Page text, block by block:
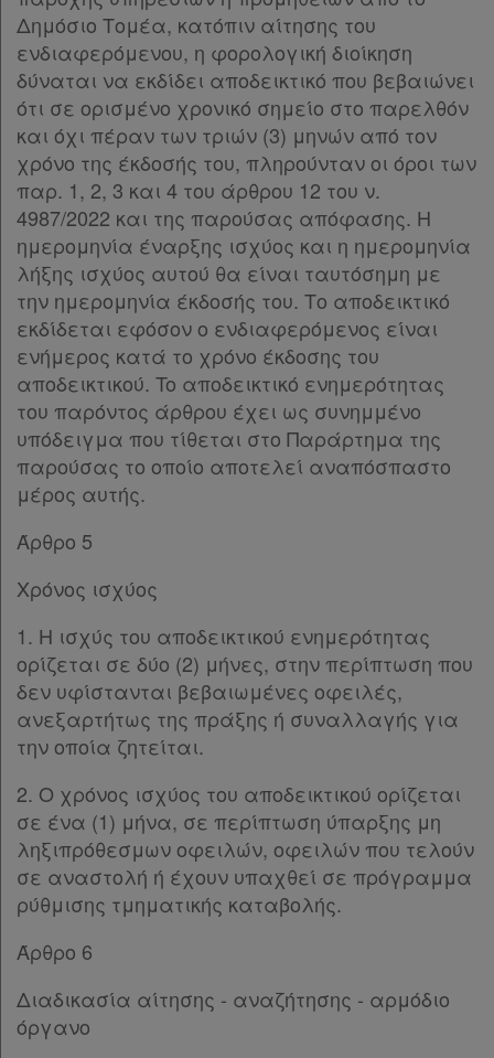
Δημόσιο Τομέα, κατόπιν αίτησης του
ενδιαφερόμενου, η φορολογική διοίκηση
δύναται να εκδίδει αποδεικτικό που βεβαιώνει
ότι σε ορισμένο χρονικό σημείο στο παρελθόν
και όχι πέραν των τριών (3) μηνών από τον
χρόνο της έκδοσής του, πληρούνταν οι όροι των
παρ. 1, 2, 3 και 4 του άρθρου 12 του ν.
4987/2022 και της παρούσας απόφασης. Η
ημερομηνία έναρξης ισχύος και η ημερομηνία
λήξης ισχύος αυτού θα είναι ταυτόσημη με
την ημερομηνία έκδοσής του. Το αποδεικτικό
εκδίδεται εφόσον ο ενδιαφερόμενος είναι
ενήμερος κατά το χρόνο έκδοσης του
αποδεικτικού. To αποδεικτικό ενημερότητας
του παρόντος άρθρου έχει ως συνημμένο
υπόδειγμα που τίθεται στο Παράρτημα της
παρούσας το οποίο αποτελεί αναπόσπαστο
μέρος αυτής.
Άρθρο 5
Χρόνος ισχύος
1. Η ισχύς του αποδεικτικού ενημερότητας
ορίζεται σε δύο (2) μήνες, στην περίπτωση που
δεν υφίστανται βεβαιωμένες οφειλές,
ανεξαρτήτως της πράξης ή συναλλαγής για
την οποία ζητείται.
2. Ο χρόνος ισχύος του αποδεικτικού ορίζεται
σε ένα (1) μήνα, σε περίπτωση ύπαρξης μη
ληξιπρόθεσμων οφειλών, οφειλών που τελούν
σε αναστολή ή έχουν υπαχθεί σε πρόγραμμα
ρύθμισης τμηματικής καταβολής.
Άρθρο 6
Διαδικασία αίτησης - αναζήτησης - αρμόδιο
όργανο